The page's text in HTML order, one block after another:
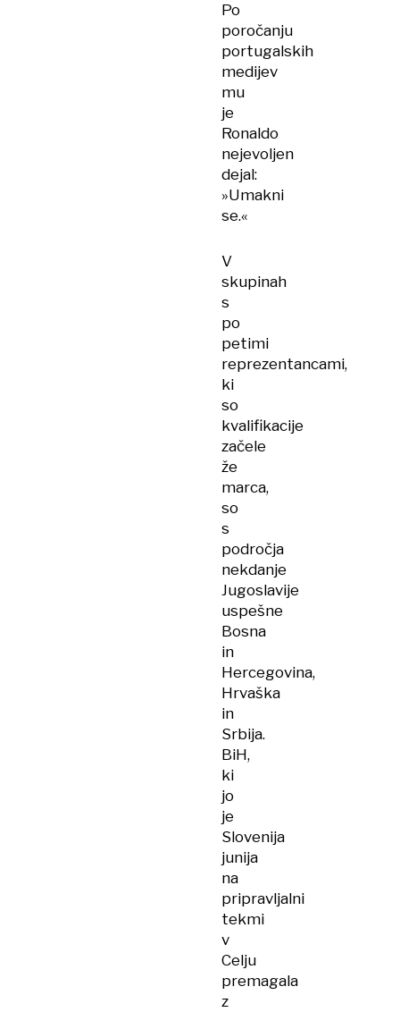
Po
poročanju
portugalskih
medijev
mu
je
Ronaldo
nejevoljen
dejal:
»Umakni
se.«
V
skupinah
s
po
petimi
reprezentancami,
ki
so
kvalifikacije
začele
že
marca,
so
s
področja
nekdanje
Jugoslavije
uspešne
Bosna
in
Hercegovina,
Hrvaška
in
Srbija.
BiH,
ki
jo
je
Slovenija
junija
na
pripravljalni
tekmi
v
Celju
premagala
z